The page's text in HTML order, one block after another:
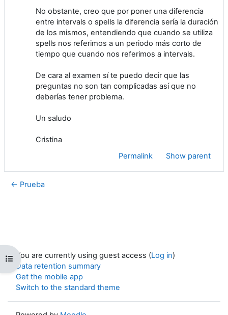
Open course index
No obstante, creo que por poner una diferencia
entre intervals o spells la diferencia sería la duración
de los mismos, entendiendo que cuando se utiliza
spells nos referimos a un periodo más corto de
tiempo que cuando nos referimos a intervals.
De cara al examen sí te puedo decir que las
preguntas no son tan complicadas así que no
deberías tener problema.
Un saludo
Cristina
Permalink
Show parent
← Prueba
You are currently using guest access (Log in)
Data retention summary
Get the mobile app
Switch to the standard theme